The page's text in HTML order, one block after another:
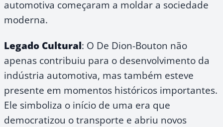
automotiva começaram a moldar a sociedade
moderna.
Legado Cultural: O De Dion-Bouton não
apenas contribuiu para o desenvolvimento da
indústria automotiva, mas também esteve
presente em momentos históricos importantes.
Ele simboliza o início de uma era que
democratizou o transporte e abriu novos